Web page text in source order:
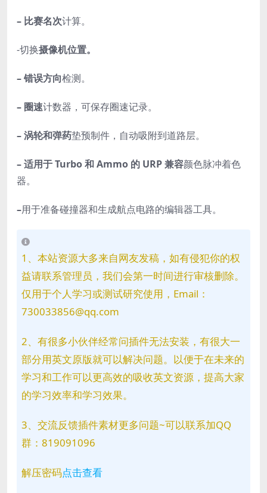
– 比赛名次计算。
-切换摄像机位置。
– 错误方向检测。
– 圈速计数器，可保存圈速记录。
– 涡轮和弹药垫预制件，自动吸附到道路层。
– 适用于 Turbo 和 Ammo 的 URP 兼容颜色脉冲着色
器。
–用于准备碰撞器和生成航点电路的编辑器工具。
1、本站资源大多来自网友发稿，如有侵犯你的权
益请联系管理员，我们会第一时间进行审核删除。
仅用于个人学习或测试研究使用，Email：
730033856@qq.com
2、有很多小伙伴经常问插件无法安装，有很大一
部分用英文原版就可以解决问题。以便于在未来的
学习和工作可以更高效的吸收英文资源，提高大家
的学习效率和学习效果。
3、交流反馈插件素材更多问题~可以联系加QQ
群：819091096
解压密码点击查看